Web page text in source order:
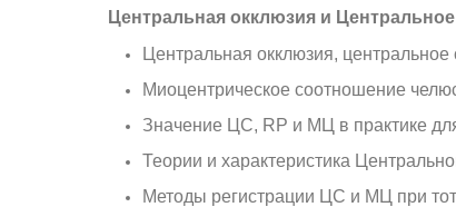
Центральная окклюзия и
Центральная окклюзия,
Миоцентрическое соотношение
Значение ЦС, RP и МЦ в практике
Теории и характеристика
Методы регистрации ЦС и МЦ при